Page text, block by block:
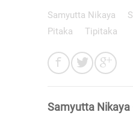
Samyutta Nikaya
Pitaka
Tipitaka
Samyutta Nikaya